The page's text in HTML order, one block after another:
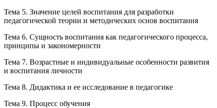
Тема 5. Значение целей воспитания для разработки
педагогической теории и методических основ воспитания
Тема 6. Сущность воспитания как педагогического процесса,
принципы и закономерности
Тема 7. Возрастные и индивидуальные особенности развития
и воспитания личности
Тема 8. Дидактика и ее исследование в педагогике
Тема 9. Процесс обучения